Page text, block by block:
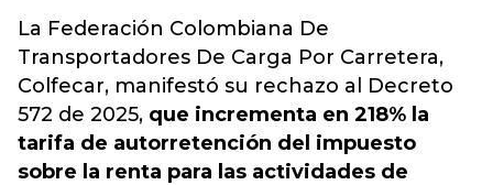
La Federación Colombiana De
Transportadores De Carga Por Carretera,
Colfecar, manifestó su rechazo al Decreto
572 de 2025, que incrementa en 218% la
tarifa de autorretención del impuesto
sobre la renta para las actividades de